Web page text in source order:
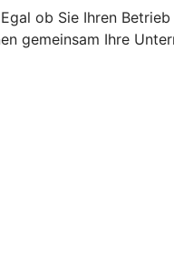
ob Sie Ihren
gemeinsam Ihre